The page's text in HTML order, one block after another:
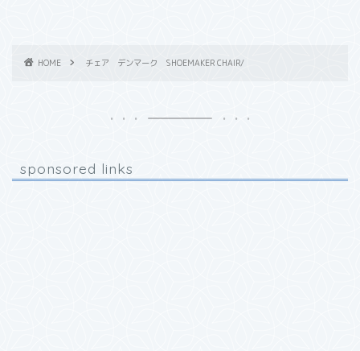
HOME チェア デンマーク SHOEMAKER CHAIR/
sponsored links